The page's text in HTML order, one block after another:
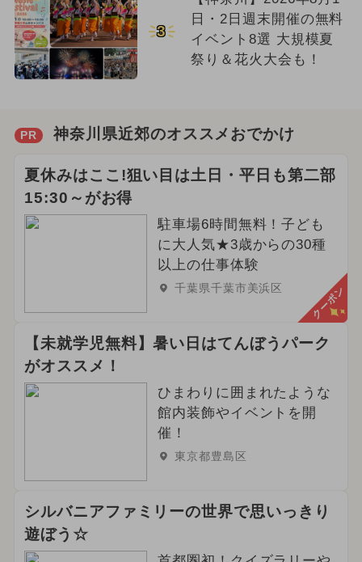
3
日・2日週末開催の無料
イベント8選 大規模夏
祭り＆花火大会も！
PR 神奈川県近郊のオススメおでかけ
夏休みはここ!狙い目は土日・平日も第二部
15:30～がお得
駐車場6時間無料！子ども
に大人気★3歳からの30種
以上の仕事体験
千葉県千葉市美浜区 クーポン
【未就学児無料】暑い日はてんぼうパーク
がオススメ！
ひまわりに囲まれたような
館内装飾やイベントを開
催！
東京都豊島区
シルバニアファミリーの世界で思いっきり
遊ぼう☆